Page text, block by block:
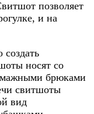
позволяет
и на
носят со
брюками
свитшоты
вид